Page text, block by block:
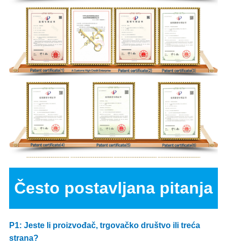
Često postavljana pitanja
P1: Jeste li proizvođač, trgovačko društvo ili treća
strana?